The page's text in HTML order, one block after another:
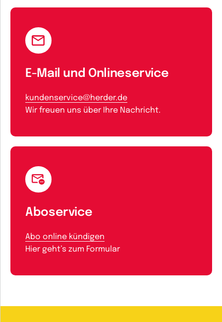
E-Mail und Onlineservice
kundenservice@herder.de
Wir freuen uns über Ihre Nachricht.
Aboservice
Abo online kündigen
Hier geht’s zum Formular